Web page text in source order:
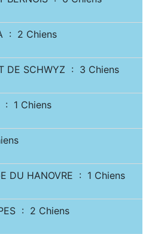
: 2 Chiens
DE SCHWYZ : 3 Chiens
: 1 Chiens
DU HANOVRE : 1 Chiens
: 2 Chiens